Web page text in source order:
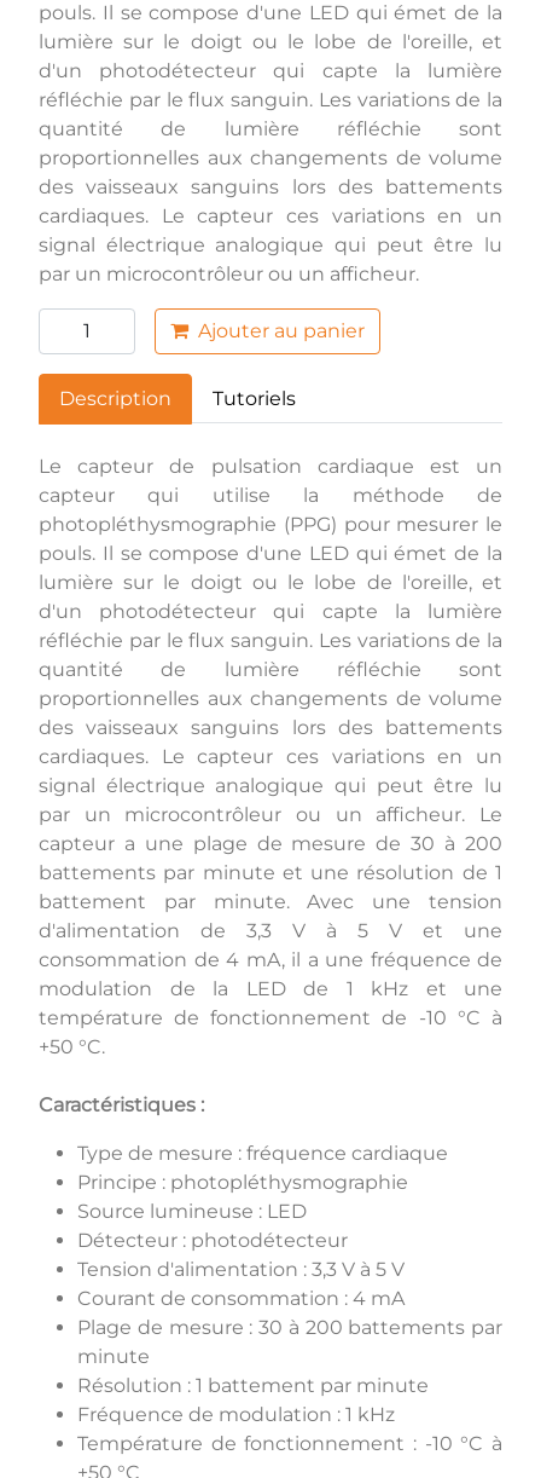
pouls. Il se compose d'une LED qui émet de la
lumière sur le doigt ou le lobe de l'oreille, et
d'un photodétecteur qui capte la lumière
réfléchie par le flux sanguin. Les variations de la
quantité de lumière réfléchie sont
proportionnelles aux changements de volume
des vaisseaux sanguins lors des battements
cardiaques. Le capteur ces variations en un
signal électrique analogique qui peut être lu
par un microcontrôleur ou un afficheur.
Ajouter au panier
Description Tutoriels
Le capteur de pulsation cardiaque est un
capteur qui utilise la méthode de
photopléthysmographie (PPG) pour mesurer le
pouls. Il se compose d'une LED qui émet de la
lumière sur le doigt ou le lobe de l'oreille, et
d'un photodétecteur qui capte la lumière
réfléchie par le flux sanguin. Les variations de la
quantité de lumière réfléchie sont
proportionnelles aux changements de volume
des vaisseaux sanguins lors des battements
cardiaques. Le capteur ces variations en un
signal électrique analogique qui peut être lu
par un microcontrôleur ou un afficheur. Le
capteur a une plage de mesure de 30 à 200
battements par minute et une résolution de 1
battement par minute. Avec une tension
d'alimentation de 3,3 V à 5 V et une
consommation de 4 mA, il a une fréquence de
modulation de la LED de 1 kHz et une
température de fonctionnement de -10 °C à
+50 °C.
Caractéristiques :
Type de mesure : fréquence cardiaque
Principe : photopléthysmographie
Source lumineuse : LED
Détecteur : photodétecteur
Tension d'alimentation : 3,3 V à 5 V
Courant de consommation : 4 mA
Plage de mesure : 30 à 200 battements par
minute
Résolution : 1 battement par minute
Fréquence de modulation : 1 kHz
Température de fonctionnement : -10 °C à
+50 °C